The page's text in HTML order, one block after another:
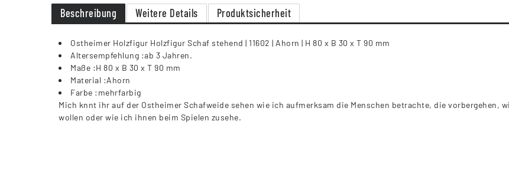
Beschreibung Weitere Details Produktsicherheit
Ostheimer Holzfigur Holzfigur Schaf stehend | 11602 | Ahorn | H 80 x B 30 x T 90 mm
Altersempfehlung :ab 3 Jahren.
Maße :H 80 x B 30 x T 90 mm
Material :Ahorn
Farbe :mehrfarbig
Mich knnt ihr auf der Ostheimer Schafweide sehen wie ich aufmerksam die Menschen betrachte, die vorbergehen,
wollen oder wie ich ihnen beim Spielen zusehe.